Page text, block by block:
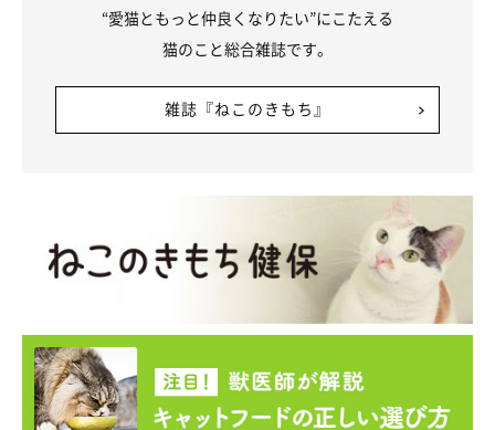
“愛猫ともっと仲良くなりたい”にこたえる
猫のこと総合雑誌です。
雑誌『ねこのきもち』